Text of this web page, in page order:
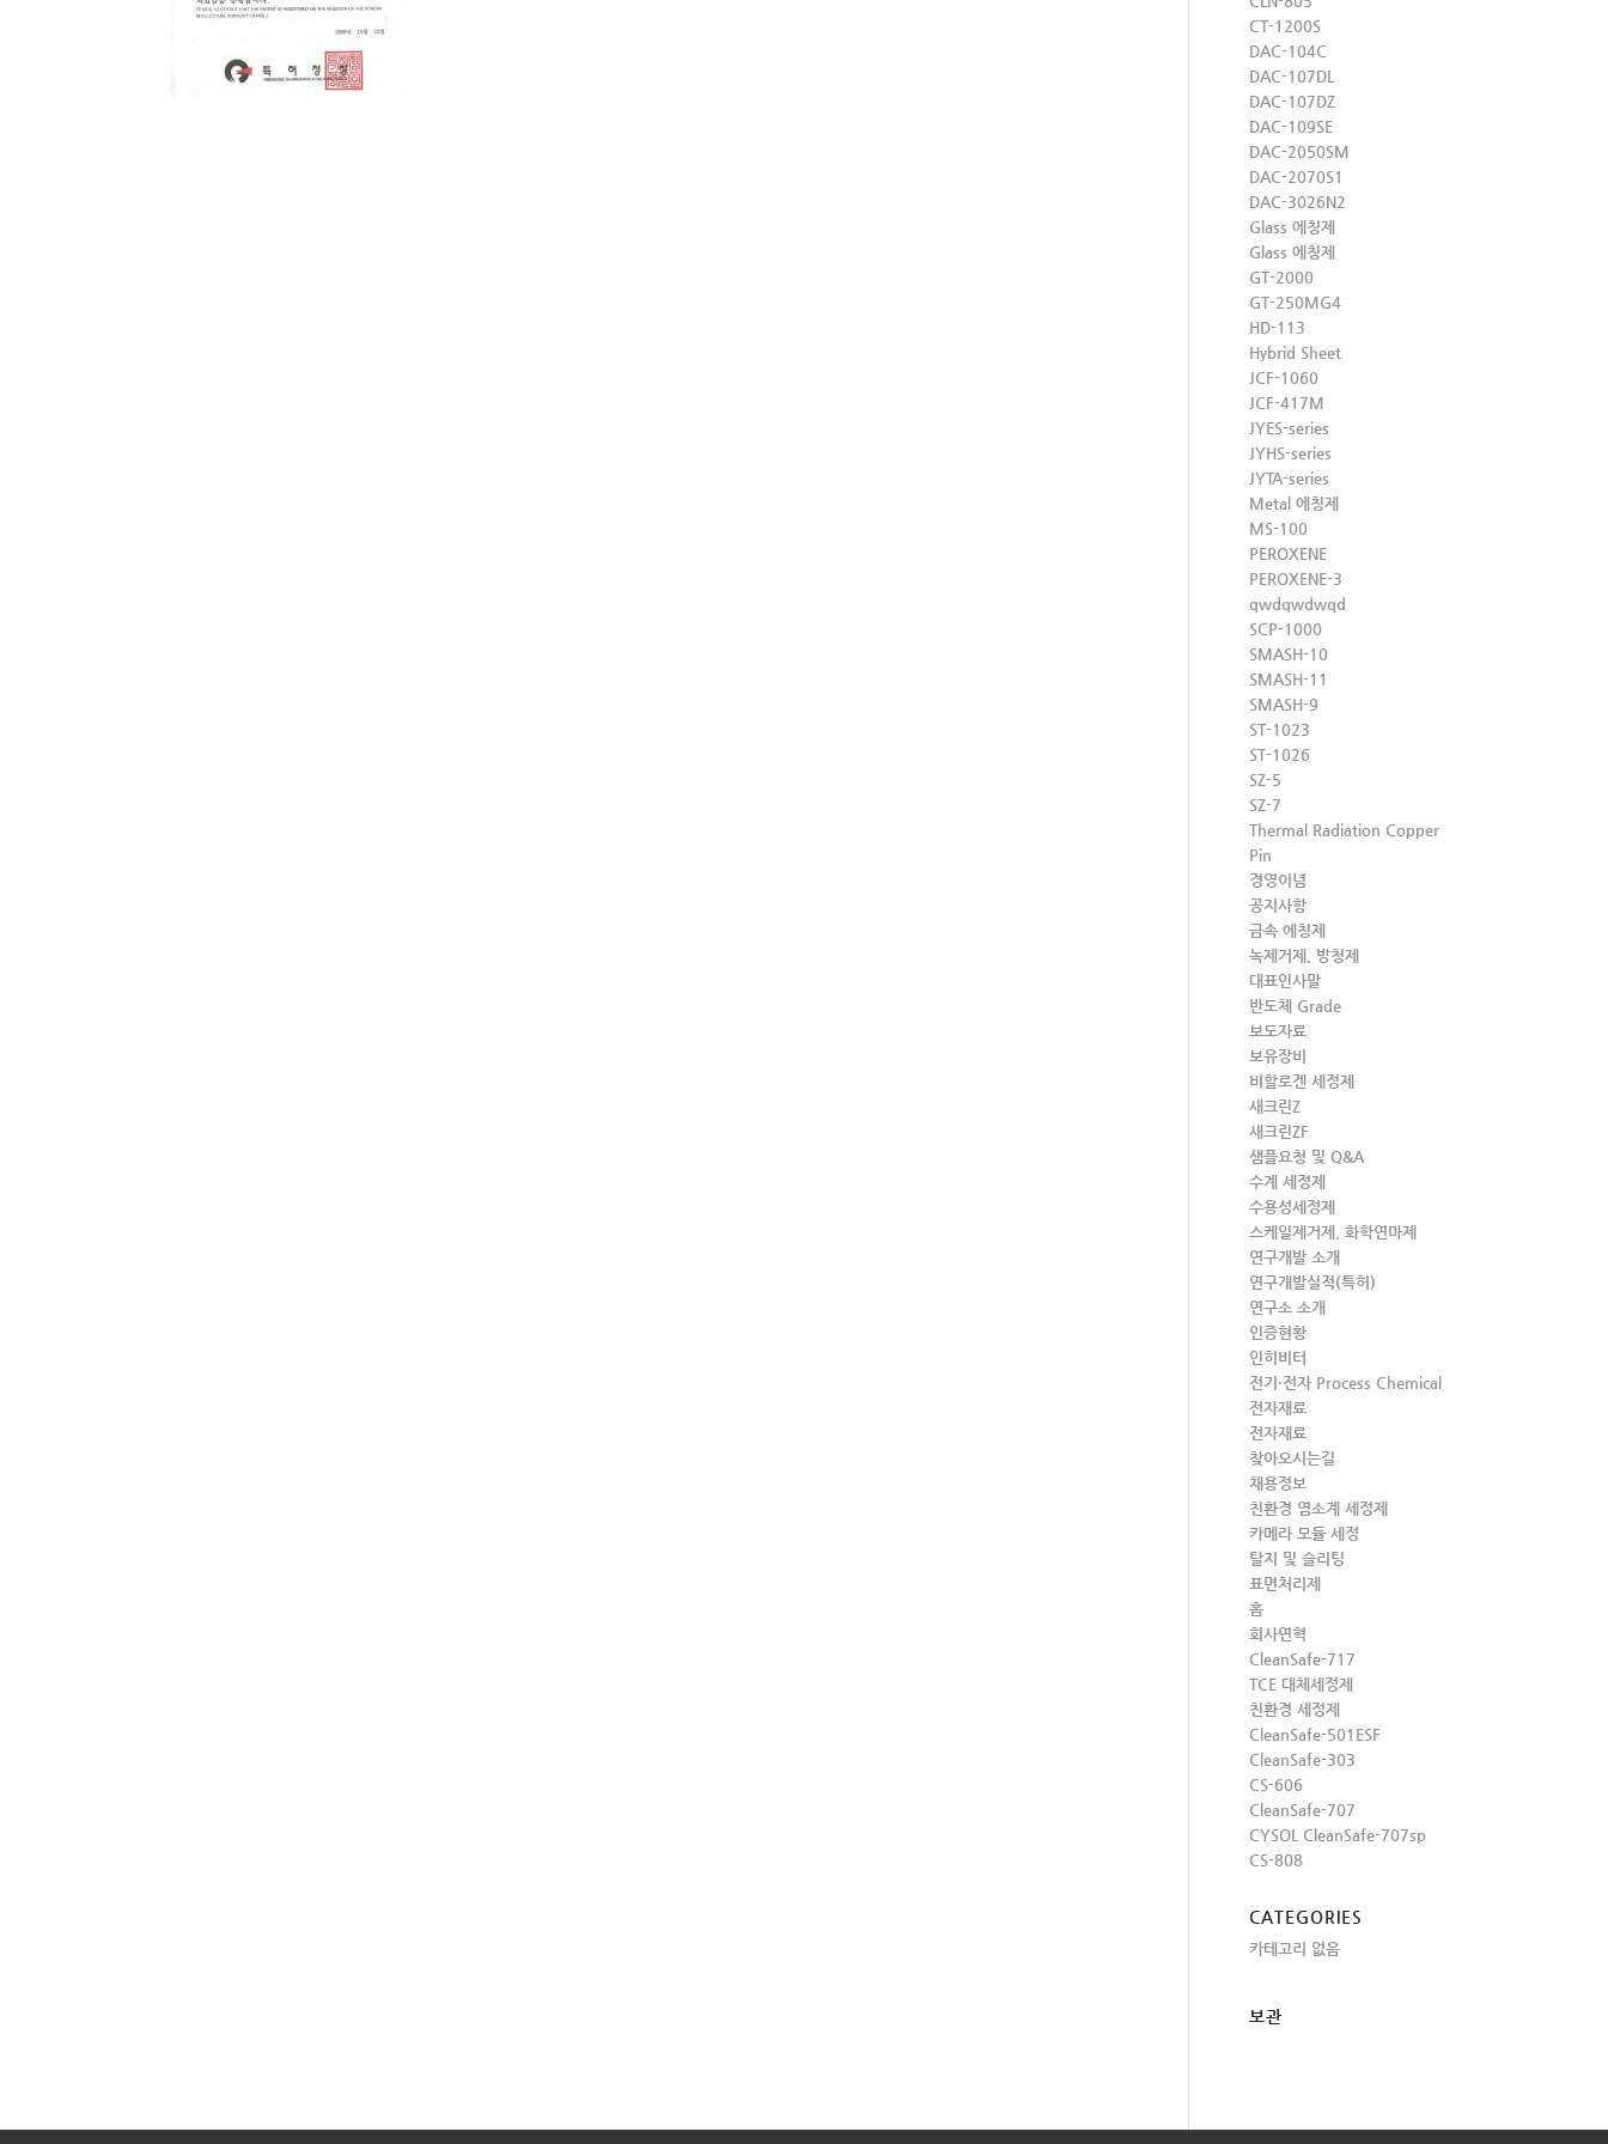
CT-1200S
DAC-104C
DAC-107DL
DAC-107DZ
DAC-109SE
DAC-2050SM
DAC-2070S1
DAC-3026N2
Glass 에칭제
Glass 에칭제
GT-2000
GT-250MG4
HD-113
Hybrid Sheet
JCF-1060
JCF-417M
JYES-series
JYHS-series
JYTA-series
Metal 에칭제
MS-100
PEROXENE
PEROXENE-3
qwdqwdwqd
SCP-1000
SMASH-10
SMASH-11
SMASH-9
ST-1023
ST-1026
SZ-5
SZ-7
Thermal Radiation Copper
Pin
경영이념
공지사항
금속 에칭제
녹제거제, 방청제
대표인사말
반도체 Grade
보도자료
보유장비
비할로겐 세정제
새크린Z
새크린ZF
샘플요청 및 Q&A
수계 세정제
수용성세정제
스케일제거제, 화학연마제
연구개발 소개
연구개발실적(특허)
연구소 소개
인증현황
인히비터
전기·전자 Process Chemical
전자재료
전자재료
찾아오시는길
채용정보
친환경 염소계 세정제
카메라 모듈 세정
탈지 및 슬리팅
표면처리제
홈
회사연혁
CleanSafe-717
TCE 대체세정제
친환경 세정제
CleanSafe-501ESF
CleanSafe-303
CS-606
CleanSafe-707
CYSOL CleanSafe-707sp
CS-808
CATEGORIES
카테고리 없음
보관